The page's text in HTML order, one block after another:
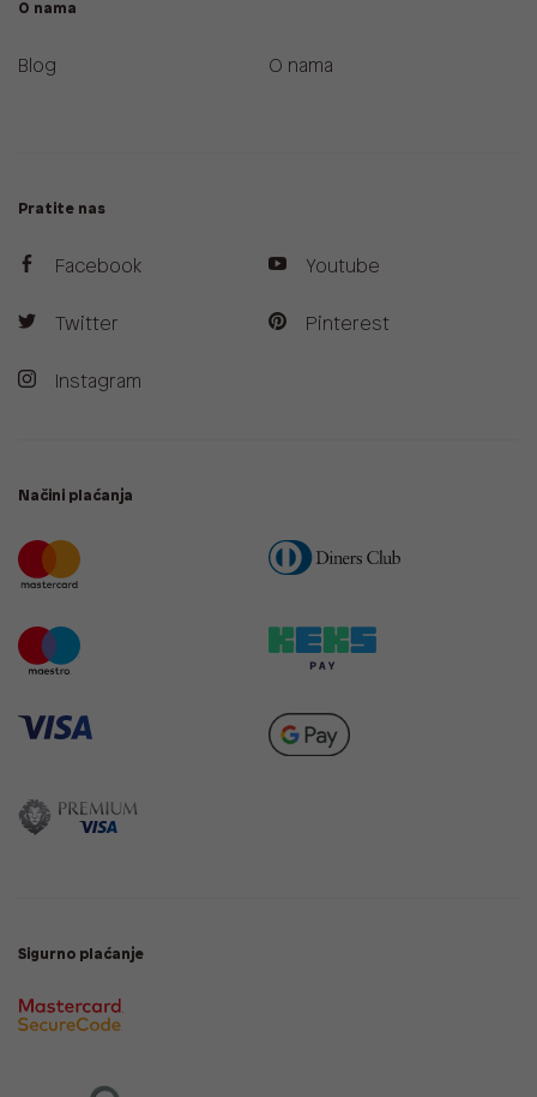
O nama
Blog O nama
Pratite nas
Facebook
Twitter
Instagram
Youtube
Pinterest
Načini plaćanja
Sigurno plaćanje